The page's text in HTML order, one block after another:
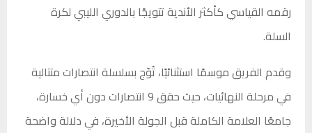
رقمه القياسي كأكثر الأندية تتويجًا بالدوري الليبي لكرة
السلة.
وقدم الفريق موسمًا استثنائيًا، تُوّج بسلسلة انتصارات متتالية
في مرحلة النهائيات، حيث حقق 9 انتصارات دون أي خسارة،
جامعًا العلامة الكاملة قبل الجولة الأخيرة، في دلالة واضحة